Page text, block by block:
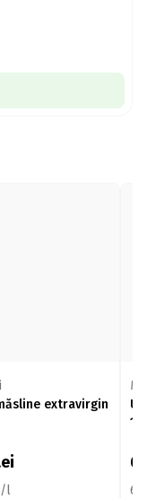
extravirgin
l
1l